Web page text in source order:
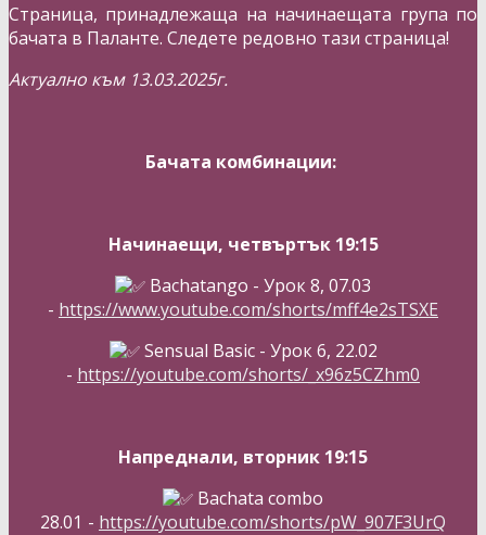
Страница, принадлежаща на начинаещата група по
бачата в Паланте. Следете редовно тази страница!
Актуално към 13.03.2025г.
Бачата комбинации:
Начинаещи, четвъртък 19:15
Bachatango - Урок 8, 07.03
- https://www.youtube.com/shorts/mff4e2sTSXE
Sensual Basic - Урок 6, 22.02
- https://youtube.com/shorts/_x96z5CZhm0
Напреднали, вторник 19:15
Bachata combo
28.01 - https://youtube.com/shorts/pW_907F3UrQ